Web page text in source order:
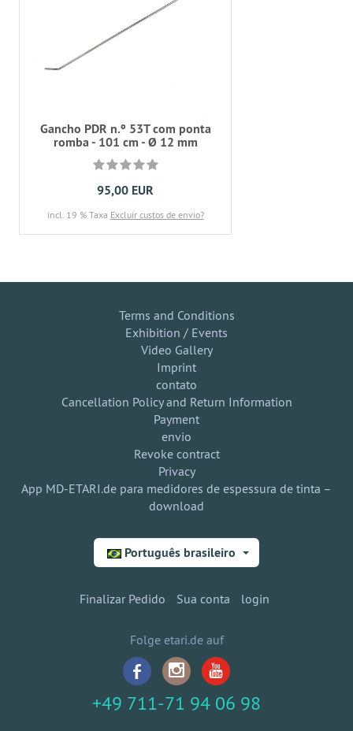
Gancho PDR n.º 53T com ponta
romba - 101 cm - Ø 12 mm
95,00 EUR
incl. 19 % Taxa Excluir custos de envio?
Terms and Conditions
Exhibition / Events
Video Gallery
Imprint
contato
Cancellation Policy and Return Information
Payment
envio
Revoke contract
Privacy
App MD-ETARI.de para medidores de espessura de tinta –
download
Português brasileiro
Finalizar Pedido Sua conta login
Folge etari.de auf
+49 711-71 94 06 98